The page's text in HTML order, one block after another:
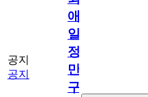
공지
공지
애
일
정
만
구